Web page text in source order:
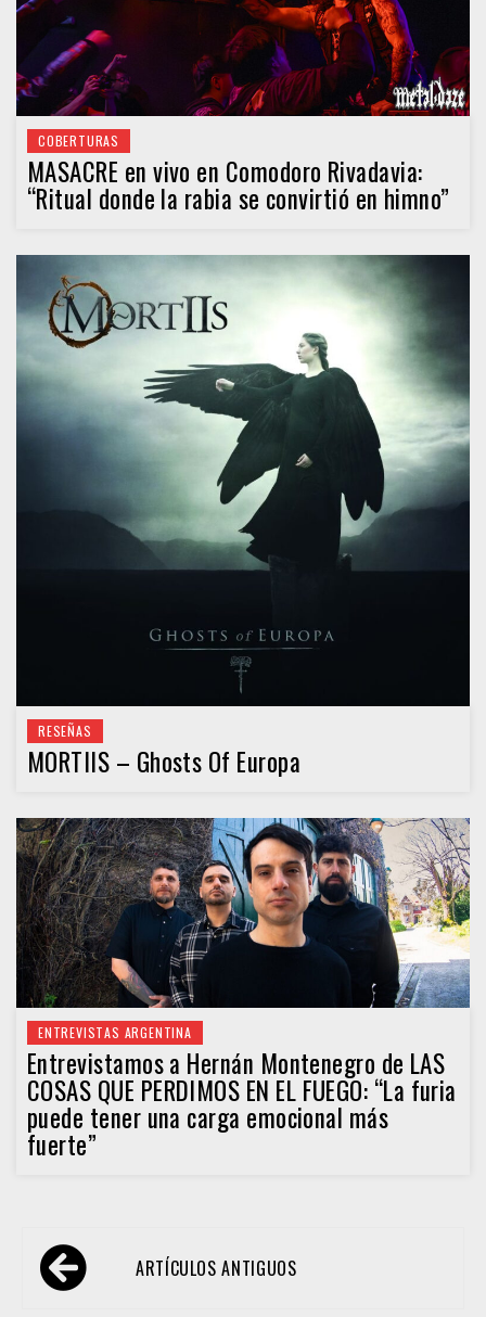
COBERTURAS
MASACRE en vivo en Comodoro Rivadavia:
“Ritual donde la rabia se convirtió en himno”
RESEÑAS
MORTIIS – Ghosts Of Europa
ENTREVISTAS ARGENTINA
Entrevistamos a Hernán Montenegro de LAS
COSAS QUE PERDIMOS EN EL FUEGO: “La furia
puede tener una carga emocional más
fuerte”
Navegación
de ARTÍCULOS ANTIGUOS